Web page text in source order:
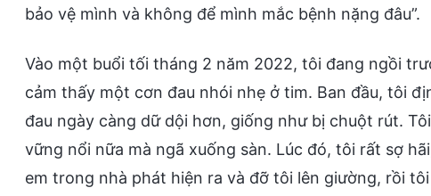
bảo vệ mình và không để mình mắc bệnh nặng đâu”.
Vào một buổi tối tháng 2 năm 2022, tôi đang ngồi
cảm thấy một cơn đau nhói nhẹ ở tim. Ban đầu, tôi
đau ngày càng dữ dội hơn, giống như bị chuột rút.
vững nổi nữa mà ngã xuống sàn. Lúc đó, tôi rất sợ
em trong nhà phát hiện ra và đỡ tôi lên giường, rồi